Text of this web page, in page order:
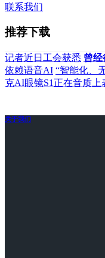
联系我们
推荐下载
记者近日工会获悉 曾经
依赖语音AI “智能化、
克AI眼镜S1正在音质上
关于我们